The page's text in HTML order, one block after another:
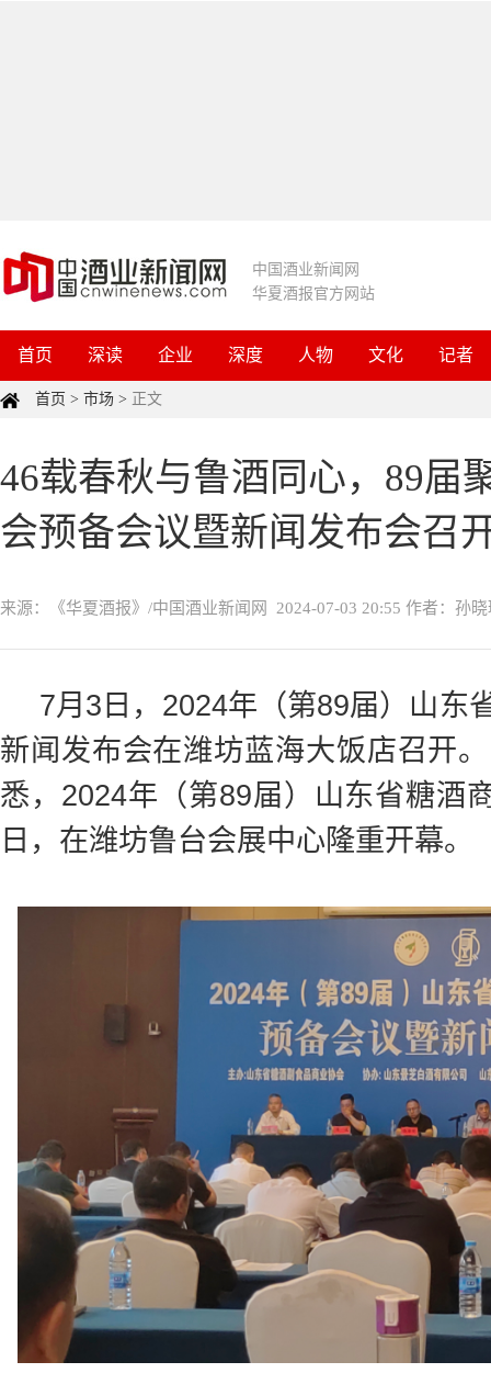
中国酒业新闻网
华夏酒报官方网站
首页 深读 企业 深度 人物 文化 记者
首页 > 市场 > 正文
46载春秋与鲁酒同心，89
会预备会议暨新闻发布会召
来源：《华夏酒报》/中国酒业新闻网 2024-07-03 20:55 作者：孙晓
7月3日，2024年（第89届）山东
新闻发布会在潍坊蓝海大饭店召开
悉，2024年（第89届）山东省糖酒
日，在潍坊鲁台会展中心隆重开幕。